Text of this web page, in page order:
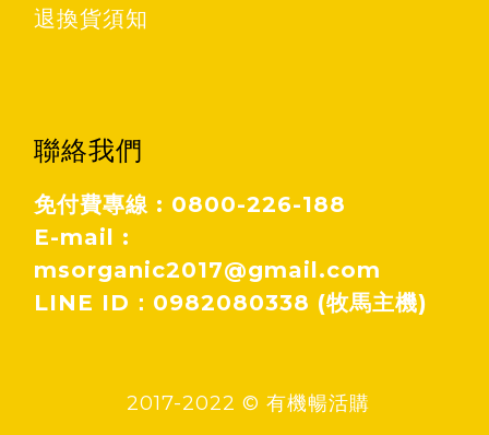
退換貨須知
聯絡我們
免付費專線 : 0800-226-188
E-mail :
msorganic2017@gmail.com
LINE ID：0982080338 (牧馬主機)
2017-2022 © 有機暢活購